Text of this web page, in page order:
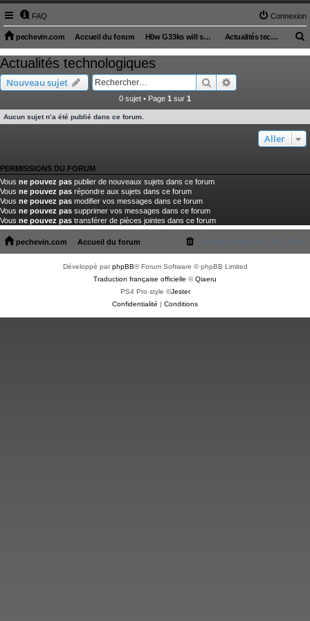
FAQ Connexion
pechevin.com Accueil du forum H0w G33ks will s4ve the W0rld (articles sur le monde technologique) Actualités technologiques
Actualités technologiques
Nouveau sujet Rechercher
0 sujet • Page 1 sur 1
Aucun sujet n’a été publié dans ce forum.
Aller
PERMISSIONS DU FORUM
Vous ne pouvez pas publier de nouveaux sujets dans ce forum
Vous ne pouvez pas répondre aux sujets dans ce forum
Vous ne pouvez pas modifier vos messages dans ce forum
Vous ne pouvez pas supprimer vos messages dans ce forum
Vous ne pouvez pas transférer de pièces jointes dans ce forum
pechevin.com Accueil du forum Fuseau horaire sur UTC+02:00
Développé parphpBB® Forum Software © phpBB Limited
Traduction française officielle ©Qiaeru
PS4 Pro style ©Jester
Confidentialité | Conditions